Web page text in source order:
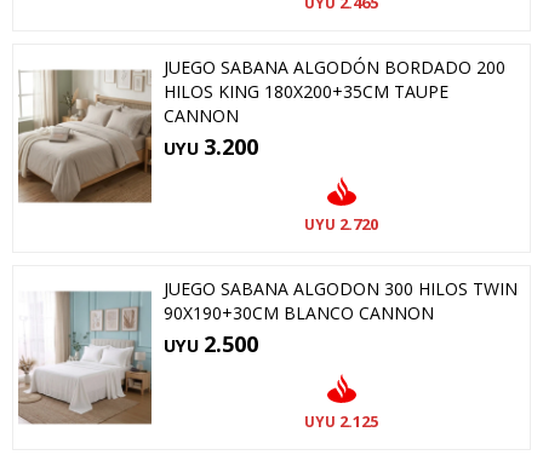
JUEGO SABANA ALGODÓN BORDADO 200
HILOS KING 180X200+35CM TAUPE
CANNON
UYU 3.200
UYU 2.720
JUEGO SABANA ALGODON 300 HILOS TWIN
90X190+30CM BLANCO CANNON
UYU 2.500
UYU 2.125